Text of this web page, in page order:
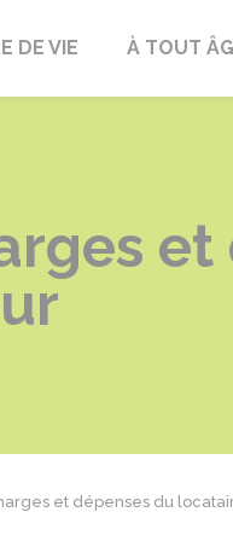
DE VIE À TOUT
et
et dépenses du